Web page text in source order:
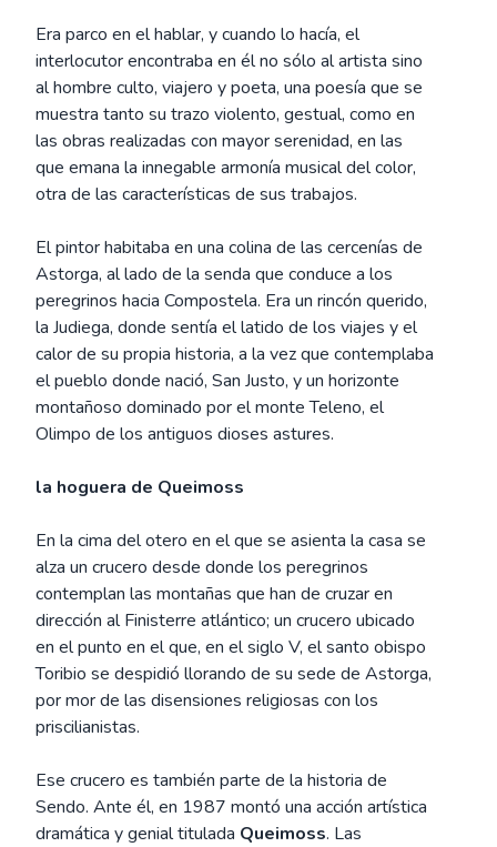
Era parco en el hablar, y cuando lo hacía, el
interlocutor encontraba en él no sólo al artista sino
al hombre culto, viajero y poeta, una poesía que se
muestra tanto su trazo violento, gestual, como en
las obras realizadas con mayor serenidad, en las
que emana la innegable armonía musical del color,
otra de las características de sus trabajos.
El pintor habitaba en una colina de las cercenías de
Astorga, al lado de la senda que conduce a los
peregrinos hacia Compostela. Era un rincón querido,
la Judiega, donde sentía el latido de los viajes y el
calor de su propia historia, a la vez que contemplaba
el pueblo donde nació, San Justo, y un horizonte
montañoso dominado por el monte Teleno, el
Olimpo de los antiguos dioses astures.
la hoguera de Queimoss
En la cima del otero en el que se asienta la casa se
alza un crucero desde donde los peregrinos
contemplan las montañas que han de cruzar en
dirección al Finisterre atlántico; un crucero ubicado
en el punto en el que, en el siglo V, el santo obispo
Toribio se despidió llorando de su sede de Astorga,
por mor de las disensiones religiosas con los
priscilianistas.
Ese crucero es también parte de la historia de
Sendo. Ante él, en 1987 montó una acción artística
dramática y genial titulada Queimoss. Las